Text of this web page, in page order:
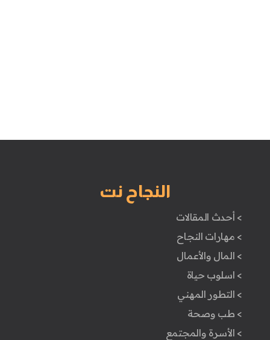
النجاح نت
> أحدث المقالات
> مهارات النجاح
> المال والأعمال
> اسلوب حياة
> التطور المهني
> طب وصحة
> الأسرة والمجتمع